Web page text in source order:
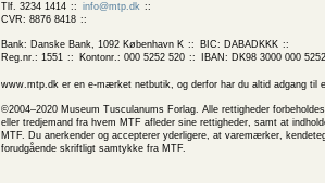
Tlf. 3234 1414
info@mtp.dk
CVR: 8876 8418
Bank: Danske Bank, 1092 København K
BIC: DABADKKK
Reg.nr.: 1551
Kontonr.: 000 5252 520 IBAN: DK98 3000 000
www.mtp.dk er en e-mærket netbutik, og derfor har du altid adgang til
©2004–2020 Museum Tusculanums Forlag. Alle rettigheder
eller tredjemand fra hvem MTF afleder sine rettigheder, samt at
MTF. Du anerkender og accepterer yderligere, at varemærker,
forudgående skriftligt samtykke fra MTF.